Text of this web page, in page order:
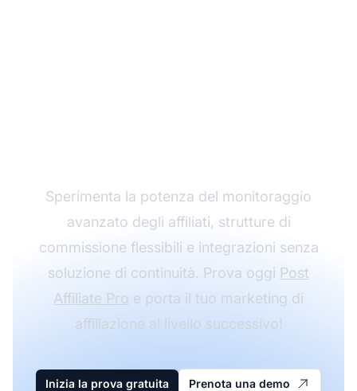
Sperimenta la potenza del monitoraggio
avanzato degli affiliati, strutture di
commissione flessibili e integrazioni senza
soluzione di continuità. Prova oggi Post
Affiliate Pro e porta il tuo marketing di
affiliazione al livello successivo!
Inizia la prova gratuita Prenota una demo